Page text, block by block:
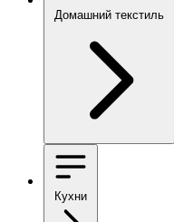
Домашний текстиль
Кухни